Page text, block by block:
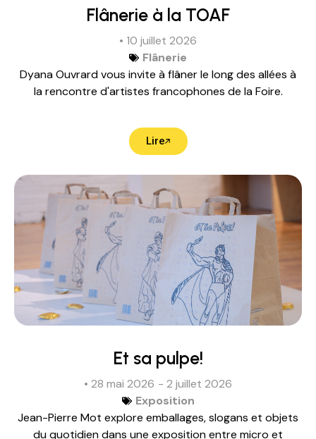
Flânerie à la TOAF
• 10 juillet 2026
Flânerie
Dyana Ouvrard vous invite à flâner le long des allées à
la rencontre d'artistes francophones de la Foire.
Lire
Et sa pulpe!
• 28 mai 2026 - 2 juillet 2026
Exposition
Jean-Pierre Mot explore emballages, slogans et objets
du quotidien dans une exposition entre micro et